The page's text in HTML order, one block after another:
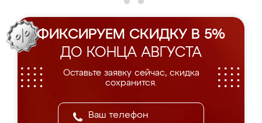
ФИКСИРУЕМ СКИДКУ В 5%
ДО КОНЦА АВГУСТА
Оставьте заявку сейчас, скидка
сохранится.